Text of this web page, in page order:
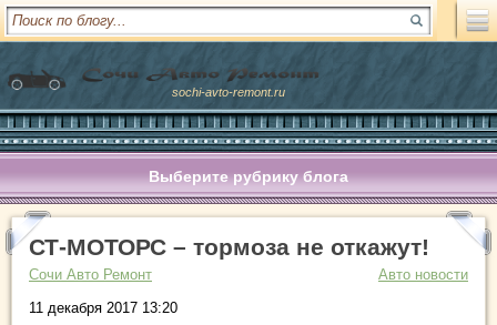
sochi-avto-remont.ru
Выберите рубрику блога
СТ-МОТОРС – тормоза не откажут!
Сочи Авто Ремонт
Авто новости
11 декабря 2017 13:20